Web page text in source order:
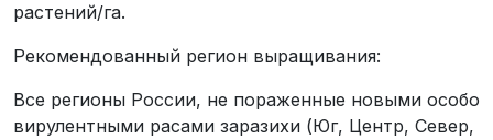
растений/га.
Рекомендованный регион выращивания:
Все регионы России, не пораженные новыми особо
вирулентными расами заразихи (Юг, Центр, Север,